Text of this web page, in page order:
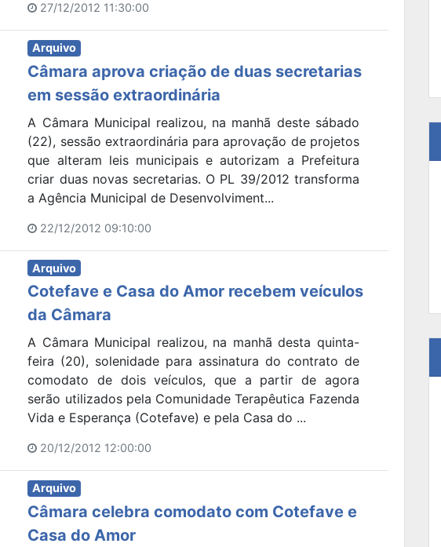
27/12/2012 11:30:00
Arquivo
Câmara aprova criação de duas secretarias
em sessão extraordinária
A Câmara Municipal realizou, na manhã deste sábado
(22), sessão extraordinária para aprovação de projetos
que alteram leis municipais e autorizam a Prefeitura
criar duas novas secretarias. O PL 39/2012 transforma
a Agência Municipal de Desenvolviment...
22/12/2012 09:10:00
Arquivo
Cotefave e Casa do Amor recebem veículos
da Câmara
A Câmara Municipal realizou, na manhã desta quinta-
feira (20), solenidade para assinatura do contrato de
comodato de dois veículos, que a partir de agora
serão utilizados pela Comunidade Terapêutica Fazenda
Vida e Esperança (Cotefave) e pela Casa do ...
20/12/2012 12:00:00
Arquivo
Câmara celebra comodato com Cotefave e
Casa do Amor